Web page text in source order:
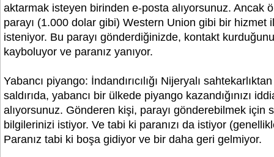
aktarmak isteyen birinden e-posta alıyorsunuz. Ancak
parayı (1.000 dolar gibi) Western Union gibi bir hizmet
isteniyor. Bu parayı gönderdiğinizde, kontakt
kayboluyor ve paranız yanıyor.
Yabancı piyango: İndandırıcılığı Nijeryalı
saldırıda, yabancı bir ülkede piyango kazandığınızı
alıyorsunuz. Gönderen kişi, parayı gönderebilmek için
bilgilerinizi istiyor. Ve tabi ki paranızı da istiyor
Paranız tabi ki boşa gidiyor ve bir daha geri gelmiyor.